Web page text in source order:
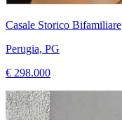
Casale Storico Bifamiliare
Perugia, PG
€ 298.000